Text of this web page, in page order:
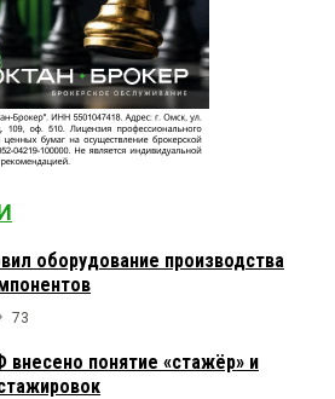
оборудование производства
73
понятие «стажёр» и